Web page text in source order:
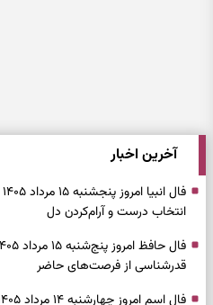
آخرین اخبار
انتخاب درست و آرام‌کردن دل
قدرشناسی از فرصت‌های حاضر